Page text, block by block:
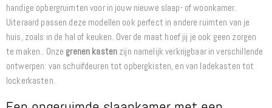
handige opbergruimten voor in jouw nieuwe slaap- of woonkamer.
Uiteraard passen deze modellen ook perfect in andere ruimten van je
huis, zoals in de hal of keuken. Over de maat hoef jij je ook geen zorgen
te maken.. Onze grenen kasten zijn namelijk verkrijgbaar in verschillende
ontwerpen: van schuifdeuren tot opbergkisten, en van ladekasten tot
lockerkasten.